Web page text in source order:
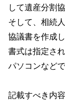
して遺産分割
そして、相続
協議書を作成し
書式は指定さ
パソコンなど
記載すべき内